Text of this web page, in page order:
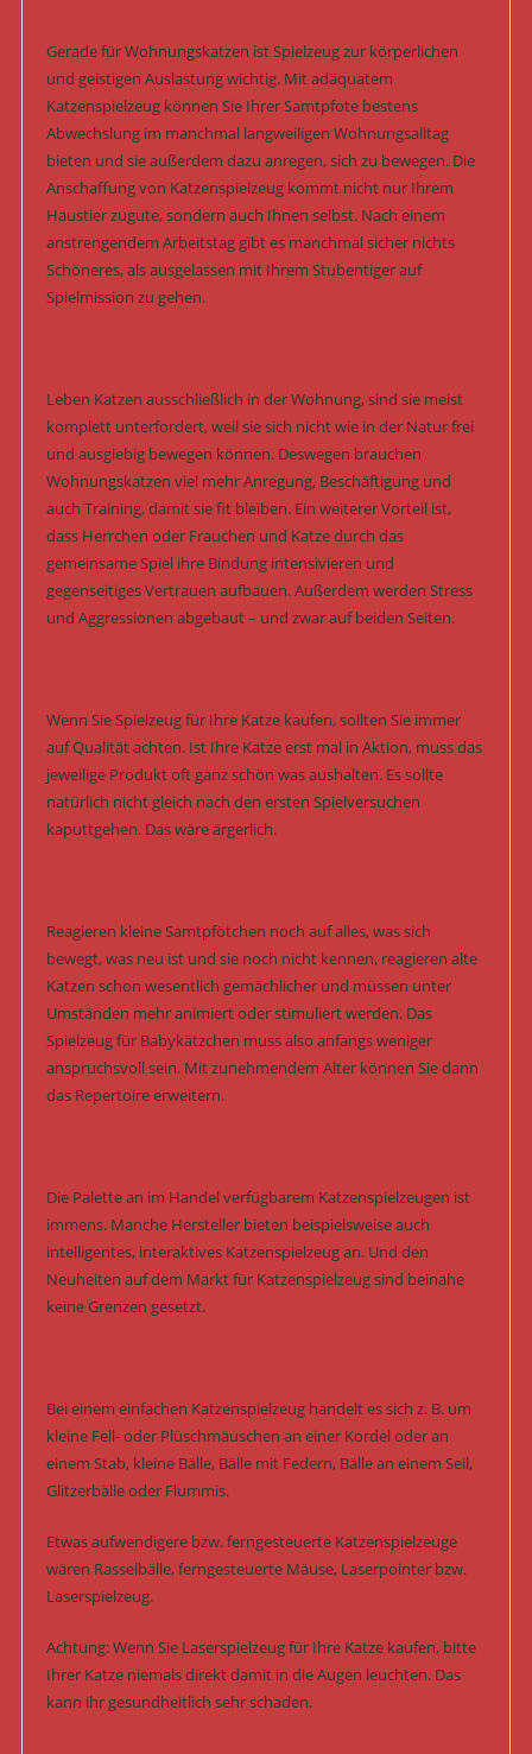
Gerade für Wohnungskatzen ist Spielzeug zur körperlichen
und geistigen Auslastung wichtig. Mit adäquatem
Katzenspielzeug können Sie Ihrer Samtpfote bestens
Abwechslung im manchmal langweiligen Wohnungsalltag
bieten und sie außerdem dazu anregen, sich zu bewegen. Die
Anschaffung von Katzenspielzeug kommt nicht nur Ihrem
Haustier zugute, sondern auch Ihnen selbst. Nach einem
anstrengendem Arbeitstag gibt es manchmal sicher nichts
Schöneres, als ausgelassen mit Ihrem Stubentiger auf
Spielmission zu gehen.
Leben Katzen ausschließlich in der Wohnung, sind sie meist
komplett unterfordert, weil sie sich nicht wie in der Natur frei
und ausgiebig bewegen können. Deswegen brauchen
Wohnungskatzen viel mehr Anregung, Beschäftigung und
auch Training, damit sie fit bleiben. Ein weiterer Vorteil ist,
dass Herrchen oder Frauchen und Katze durch das
gemeinsame Spiel ihre Bindung intensivieren und
gegenseitiges Vertrauen aufbauen. Außerdem werden Stress
und Aggressionen abgebaut – und zwar auf beiden Seiten.
Wenn Sie Spielzeug für Ihre Katze kaufen, sollten Sie immer
auf Qualität achten. Ist Ihre Katze erst mal in Aktion, muss das
jeweilige Produkt oft ganz schön was aushalten. Es sollte
natürlich nicht gleich nach den ersten Spielversuchen
kaputtgehen. Das wäre ärgerlich.
Reagieren kleine Samtpfötchen noch auf alles, was sich
bewegt, was neu ist und sie noch nicht kennen, reagieren alte
Katzen schon wesentlich gemächlicher und müssen unter
Umständen mehr animiert oder stimuliert werden. Das
Spielzeug für Babykätzchen muss also anfangs weniger
anspruchsvoll sein. Mit zunehmendem Alter können Sie dann
das Repertoire erweitern.
Die Palette an im Handel verfügbarem Katzenspielzeugen ist
immens. Manche Hersteller bieten beispielsweise auch
intelligentes, interaktives Katzenspielzeug an. Und den
Neuheiten auf dem Markt für Katzenspielzeug sind beinahe
keine Grenzen gesetzt.
Bei einem einfachen Katzenspielzeug handelt es sich z. B. um
kleine Fell- oder Plüschmäuschen an einer Kordel oder an
einem Stab, kleine Bälle, Bälle mit Federn, Bälle an einem Seil,
Glitzerbälle oder Flummis.
Etwas aufwendigere bzw. ferngesteuerte Katzenspielzeuge
wären Rasselbälle, ferngesteuerte Mäuse, Laserpointer bzw.
Laserspielzeug.
Achtung: Wenn Sie Laserspielzeug für Ihre Katze kaufen, bitte
Ihrer Katze niemals direkt damit in die Augen leuchten. Das
kann ihr gesundheitlich sehr schaden.